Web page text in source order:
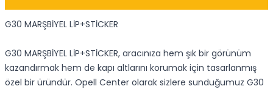
G30 MARŞBİYEL LİP+STİCKER
G30 MARŞBİYEL LİP+STİCKER, aracınıza hem şık bir görünüm
kazandırmak hem de kapı altlarını korumak için tasarlanmış
özel bir üründür. Opell Center olarak sizlere sunduğumuz G30